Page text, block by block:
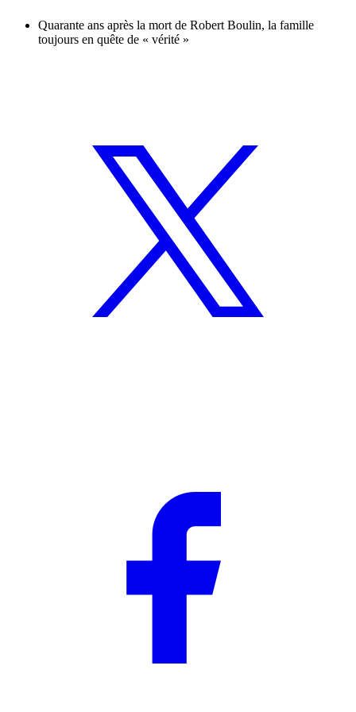
Quarante ans après la mort de Robert Boulin, la famille
toujours en quête de « vérité »